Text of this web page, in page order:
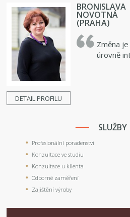
DETAIL PROFILU
BRONISLAVA
NOVOTNÁ
(PRAHA)
Změna
úrovně
SLUŽBY
Profesionální poradenství
Konzultace ve studiu
Konzultace u klienta
Odborné zaměření
Zajištění výroby